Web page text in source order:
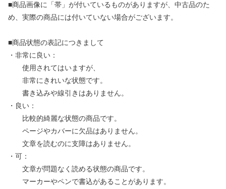
■商品画像に「帯」が付いているものがありますが、中古品のた
め、実際の商品には付いていない場合がございます。
■商品状態の表記につきまして
・非常に良い：
使用されてはいますが、
非常にきれいな状態です。
書き込みや線引きはありません。
・良い：
比較的綺麗な状態の商品です。
ページやカバーに欠品はありません。
文章を読むのに支障はありません。
・可：
文章が問題なく読める状態の商品です。
マーカーやペンで書込があることがあります。